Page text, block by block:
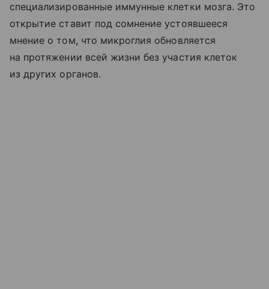
специализированные иммунные клетки мозга. Это
открытие ставит под сомнение устоявшееся
мнение о том, что микроглия обновляется
на протяжении всей жизни без участия клеток
из других органов.